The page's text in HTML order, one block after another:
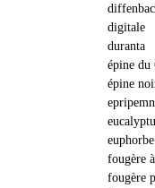
digitale
duranta
épine du
épine
euphorbe
fougère
fougère